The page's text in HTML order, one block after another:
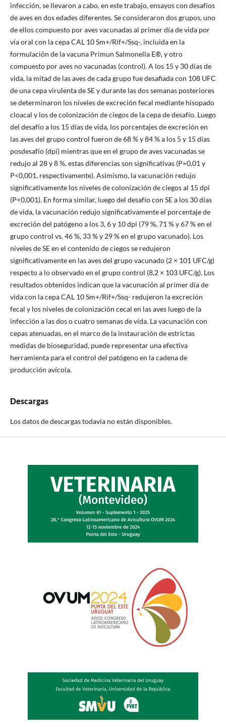
infección, se llevaron a cabo, en este trabajo, ensayos con desafíos
de aves en dos edades diferentes. Se consideraron dos grupos, uno
de ellos compuesto por aves vacunadas al primer día de vida por
vía oral con la cepa CAL 10 Sm+/Rif+/Ssq-, incluida en la
formulación de la vacuna Primun Salmonella E®, y otro
compuesto por aves no vacunadas (control). A los 15 y 30 días de
vida, la mitad de las aves de cada grupo fue desafiada con 108 UFC
de una cepa virulenta de SE y durante las dos semanas posteriores
se determinaron los niveles de excreción fecal mediante hisopado
cloacal y los de colonización de ciegos de la cepa de desafío. Luego
del desafío a los 15 días de vida, los porcentajes de excreción en
las aves del grupo control fueron de 68 % y 84 % a los 5 y 15 días
posdesafío (dpi) mientras que en el grupo de aves vacunadas se
redujo al 28 y 8 %, estas diferencias son significativas (P=0,01 y
P<0,001, respectivamente). Asimismo, la vacunación redujo
significativamente los niveles de colonización de ciegos al 15 dpi
(P<0,001). En forma similar, luego del desafío con SE a los 30 días
de vida, la vacunación redujo significativamente el porcentaje de
excreción del patógeno a los 3, 6 y 10 dpi (79 %, 71 % y 67 % en el
grupo control vs. 46 %, 33 % y 29 % en el grupo vacunado). Los
niveles de SE en el contenido de ciegos se redujeron
significativamente en las aves del grupo vacunado (2 × 101 UFC/g)
respecto a lo observado en el grupo control (8,2 × 103 UFC/g). Los
resultados obtenidos indican que la vacunación al primer día de
vida con la cepa CAL 10 Sm+/Rif+/Ssq- redujeron la excreción
fecal y los niveles de colonización cecal en las aves luego de la
infección a las dos o cuatro semanas de vida. La vacunación con
cepas atenuadas, en el marco de la instauración de estrictas
medidas de bioseguridad, puede representar una efectiva
herramienta para el control del patógeno en la cadena de
producción avícola.
Descargas
Los datos de descargas todavía no están disponibles.